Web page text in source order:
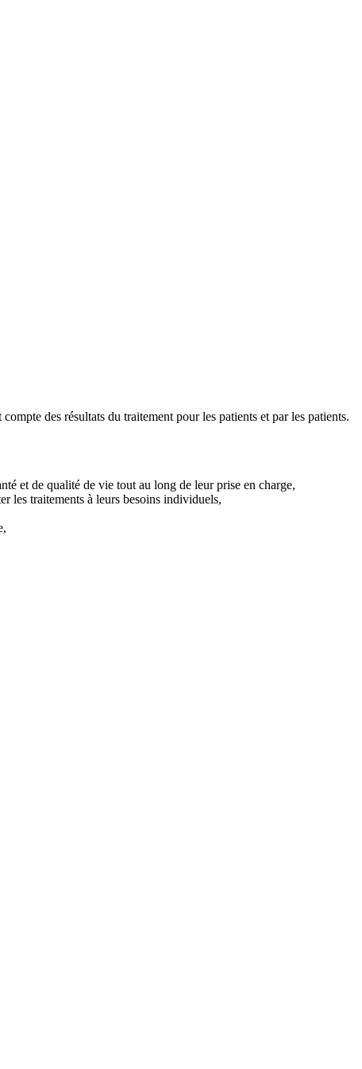
des résultats du traitement pour les patients et par les patients.
et de qualité de vie tout au long de leur prise en charge,
les traitements à leurs besoins individuels,